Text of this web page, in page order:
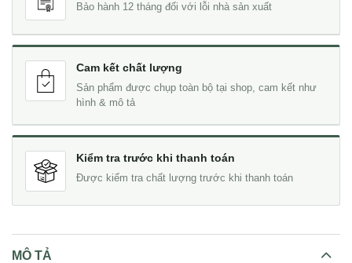
Bảo hành 12 tháng đối với lỗi nhà sản xuất
Cam kết chất lượng
Sản phẩm được chụp toàn bộ tại shop, cam kết như
hình & mô tả
Kiểm tra trước khi thanh toán
Được kiểm tra chất lượng trước khi thanh toán
MÔ TẢ